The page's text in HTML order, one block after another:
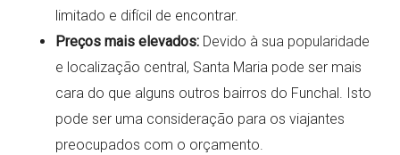
limitado e difícil de encontrar.
Preços mais elevados: Devido à sua popularidade
e localização central, Santa Maria pode ser mais
cara do que alguns outros bairros do Funchal. Isto
pode ser uma consideração para os viajantes
preocupados com o orçamento.